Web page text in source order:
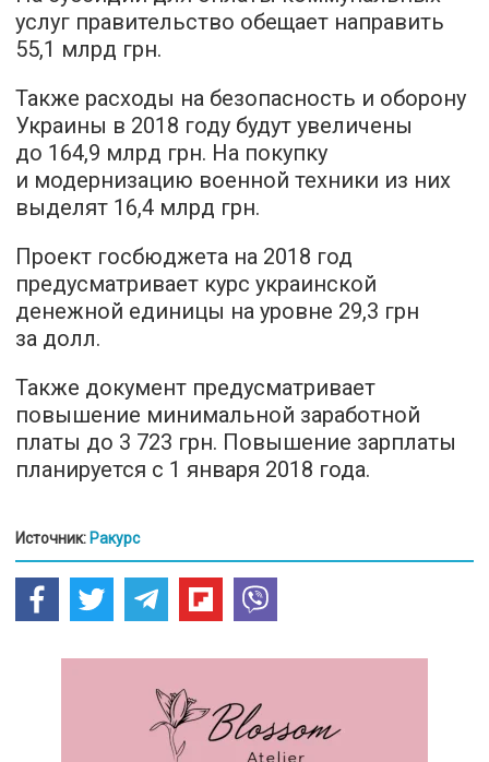
услуг правительство обещает направить
55,1 млрд грн.
Также расходы на безопасность и оборону
Украины в 2018 году будут увеличены
до 164,9 млрд грн. На покупку
и модернизацию военной техники из них
выделят 16,4 млрд грн.
Проект госбюджета на 2018 год
предусматривает курс украинской
денежной единицы на уровне 29,3 грн
за долл.
Также документ предусматривает
повышение минимальной заработной
платы до 3 723 грн. Повышение зарплаты
планируется с 1 января 2018 года.
Источник: Ракурс